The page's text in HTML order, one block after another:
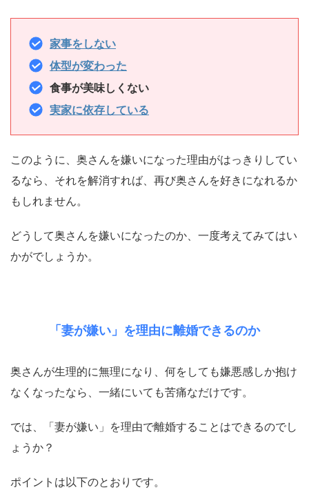
家事をしない
体型が変わった
食事が美味しくない
実家に依存している
このように、奥さんを嫌いになった理由がはっきりしてい
るなら、それを解消すれば、再び奥さんを好きになれるか
もしれません。
どうして奥さんを嫌いになったのか、一度考えてみてはい
かがでしょうか。
「妻が嫌い」を理由に離婚できるのか
奥さんが生理的に無理になり、何をしても嫌悪感しか抱け
なくなったなら、一緒にいても苦痛なだけです。
では、「妻が嫌い」を理由で離婚することはできるのでし
ょうか？
ポイントは以下のとおりです。